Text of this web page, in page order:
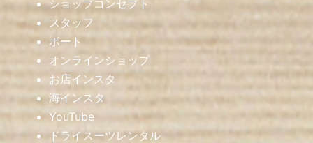
ショップコンセプト
スタッフ
ボート
オンラインショップ
お店インスタ
海インスタ
YouTube
ドライスーツレンタル